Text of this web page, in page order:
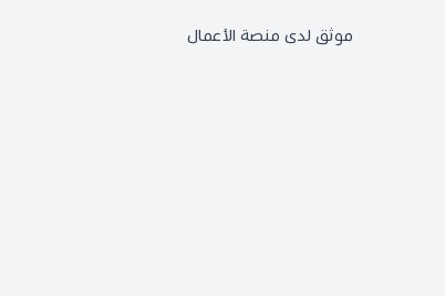
موثق لدى منصة الأعمال